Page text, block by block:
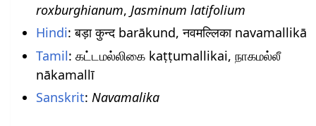
roxburghianum, Jasminum latifolium
Hindi: बड़ा कुन्द barākund, नवमल्लिका navamallikā
Tamil: கட்டமல்லிகை kaṭṭumallikai, நாகமல்லீ
nākamallī
Sanskrit: Navamalika